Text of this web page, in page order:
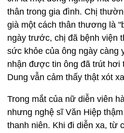
thân trong gia đình. Chị
già một cách thân thương là
ngày trước, chị đã bệnh viện
sức khỏe của ông ngày càng
nhận được tin ông đã trút hơi
Dung vẫn cảm thấy thật xót
Trong mắt của nữ diễn viên
nhưng nghệ sĩ Văn Hiệp
thanh niên. Khi đi diễn xa, từ